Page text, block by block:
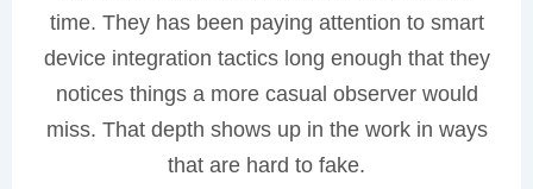
time. They has been paying attention to smart
device integration tactics long enough that they
notices things a more casual observer would
miss. That depth shows up in the work in ways
that are hard to fake.